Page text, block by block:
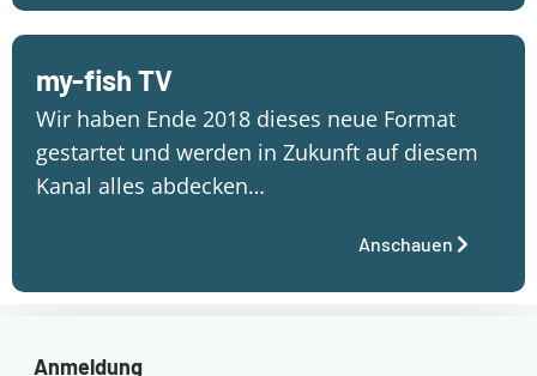
my-fish TV
Wir haben Ende 2018 dieses neue Format
gestartet und werden in Zukunft auf diesem
Kanal alles abdecken…
Anschauen
Anmeldung